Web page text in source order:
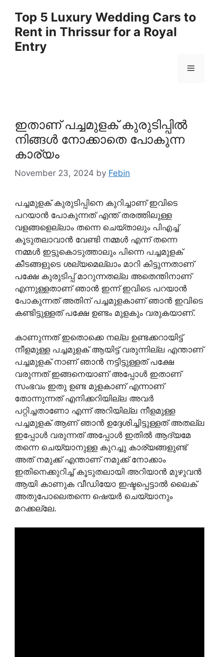
content
Top 5 Luxury Wedding Cars to
Rent in Thrissur for a Royal
Entry
Menu
ഇതാണ് പച്ചമുളക് കുരുടിപ്പിൽ
നിങ്ങൾ നോക്കാതെ പോകുന്ന
കാര്യം
November 23, 2024 by Febin
പച്ചമുളക് കുരുടിപ്പിനെ കുറിച്ചാണ് ഇവിടെ
പറയാൻ പോകുന്നത് എന്ത് തരത്തിലുള്ള
വളങ്ങളെല്ലാം തന്നെ ചെയ്താലും പിഎച്ച്
കൂടുതലാവാൻ വേണ്ടി നമ്മൾ എന്ന് തന്നെ
നമ്മൾ ഇട്ടുകൊടുത്താലും പിന്നെ പച്ചമുളക്
കീടങ്ങളുടെ ശല്യമെല്ലാം മാറി കിട്ടുന്നതാണ്
പക്ഷേ കുരുടിപ്പ് മാറുന്നതല്ല അതെന്തിനാണ്
എന്നുള്ളതാണ് ഞാൻ ഇന്ന് ഇവിടെ പറയാൻ
പോകുന്നത് അതിന് പച്ചമുളകാണ് ഞാൻ ഇവിടെ
കണ്ടിട്ടുള്ളത് പക്ഷേ ഉണ്ടം മുളകും വരുകയാണ്.
കാണുന്നത് ഇതൊക്കെ നല്ല ഉണ്ടക്കറായിട്ട്
നീളമുള്ള പച്ചമുളക് ആയിട്ട് വരുന്നില്ല എന്താണ്
പച്ചമുളക് നാണ് ഞാൻ നട്ടിട്ടുള്ളത് പക്ഷേ
വരുന്നത് ഇങ്ങനെയാണ് അപ്പോൾ ഇതാണ്
സംഭവം ഇതു ഉണ്ട മുളകാണ് എന്നാണ്
തോന്നുന്നത് എനിക്കറിയില്ല അവർ
പറ്റിച്ചതാണോ എന്ന് അറിയില്ല നീളമുള്ള
പച്ചമുളക് ആണ് ഞാൻ ഉദ്ദേശിച്ചിട്ടുള്ളത് അതല്ല
ഇപ്പോൾ വരുന്നത് അപ്പോൾ ഇതിൽ ആദ്യമേ
തന്നെ ചെയ്യാനുള്ള കുറച്ചു കാര്യങ്ങളുണ്ട്
അത് നമുക്ക് എന്താണ് നമുക്ക് നോക്കാം
ഇതിനെക്കുറിച്ച് കൂടുതലായി അറിയാൻ മുഴുവൻ
ആയി കാണുക വീഡിയോ ഇഷ്ടപ്പെട്ടാൽ ലൈക്
അതുപോലെതന്നെ ഷെയർ ചെയ്യാനും
മറക്കല്ലേ.